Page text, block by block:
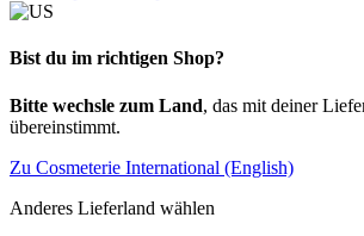
Bist du im richtigen Shop?
Bitte wechsle zum Land, das mit deiner
übereinstimmt.
Zu Cosmeterie International (English)
Anderes Lieferland wählen